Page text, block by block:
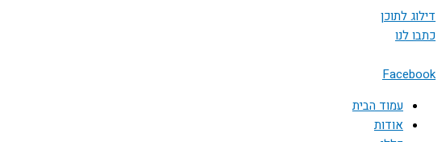
דילוג לתוכן
כתבו לנו
Facebook
עמוד הבית
אודות